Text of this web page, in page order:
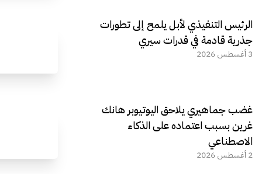
الرئيس التنفيذي لأبل يلمح إلى تطورات
جذرية قادمة في قدرات سيري
3 أغسطس 2026
غضب جماهيري يلاحق اليوتيوبر هانك
غرين بسبب اعتماده على الذكاء
الاصطناعي
2 أغسطس 2026